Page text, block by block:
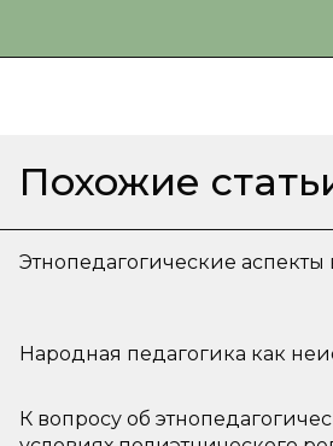
Похожие
Этнопедагогические
Народная педагогика как
К вопросу об